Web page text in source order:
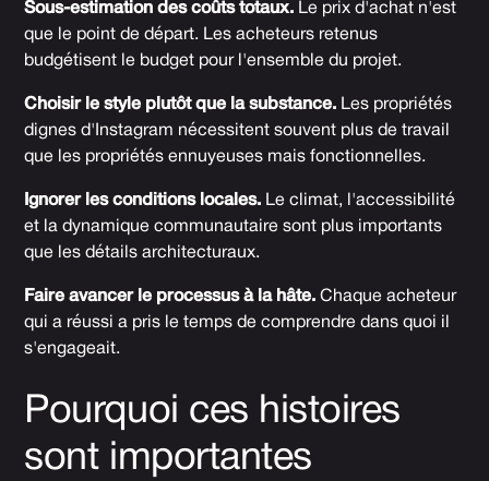
Sous-estimation des coûts totaux. Le prix d'achat n'est
que le point de départ. Les acheteurs retenus
budgétisent le budget pour l'ensemble du projet.
Choisir le style plutôt que la substance. Les propriétés
dignes d'Instagram nécessitent souvent plus de travail
que les propriétés ennuyeuses mais fonctionnelles.
Ignorer les conditions locales. Le climat, l'accessibilité
et la dynamique communautaire sont plus importants
que les détails architecturaux.
Faire avancer le processus à la hâte. Chaque acheteur
qui a réussi a pris le temps de comprendre dans quoi il
s'engageait.
Pourquoi ces histoires
sont importantes